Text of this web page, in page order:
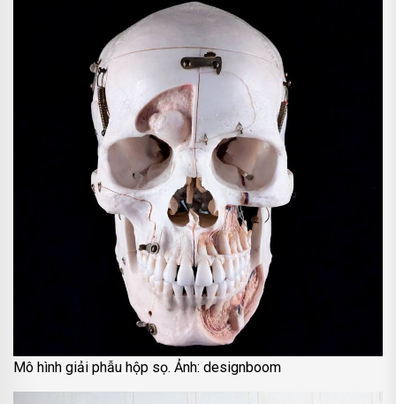
Mô hình giải phẫu hộp sọ. Ảnh: designboom